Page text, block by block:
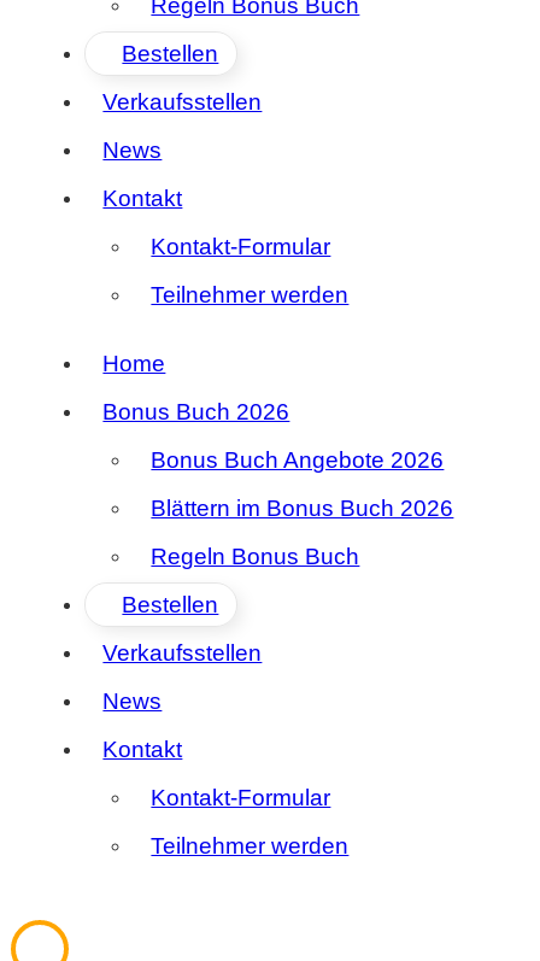
Regeln Bonus Buch
Bestellen
Verkaufsstellen
News
Kontakt
Kontakt-Formular
Teilnehmer werden
Home
Bonus Buch 2026
Bonus Buch Angebote 2026
Blättern im Bonus Buch 2026
Regeln Bonus Buch
Bestellen
Verkaufsstellen
News
Kontakt
Kontakt-Formular
Teilnehmer werden